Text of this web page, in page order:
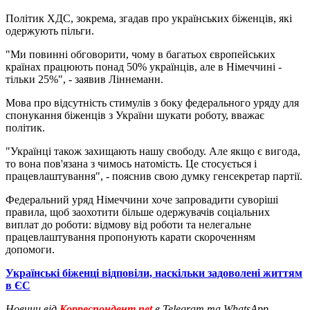
Політик ХДС, зокрема, згадав про українських біженців, які
одержують пільги.
"Ми повинні обговорити, чому в багатьох європейських
країнах працюють понад 50% українців, але в Німеччині -
тільки 25%", - заявив Ліннеманн.
Мова про відсутність стимулів з боку федерального уряду для
спонукання біженців з України шукати роботу, вважає
політик.
"Українці також захищають нашу свободу. Але якщо є вигода,
то вона пов'язана з чимось натомість. Це стосується і
працевлаштування", - пояснив свою думку генсекретар партії.
Федеральний уряд Німеччини хоче запровадити суворіші
правила, щоб заохотити більше одержувачів соціальних
виплат до роботи: відмову від роботи та нелегальне
працевлаштування пропонують карати скороченням
допомоги.
Українські біженці відповіли, наскільки задоволені життям
в ЄС